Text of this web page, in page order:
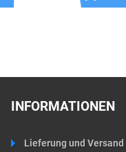
INFORMATIONEN
Lieferung und Versand